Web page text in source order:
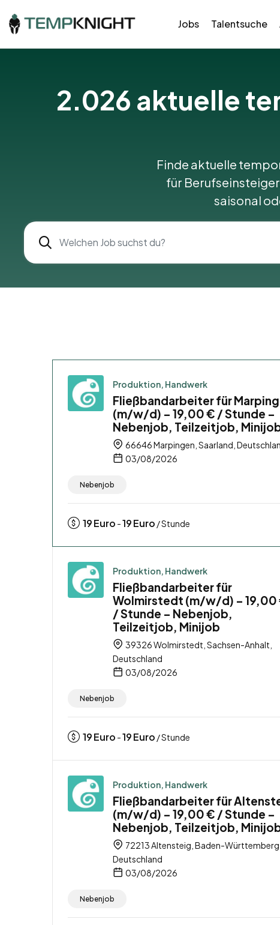
Jobs Talentsuche
2.026 aktuelle
Finde aktuelle
für
saisonal
Produktion, Handwerk
Fließbandarbeiter für
(m/w/d) – 19,00 € / Stunde –
Nebenjob, Teilzeitjob,
66646 Marpingen, Saarland,
03/08/2026
Nebenjob
19Euro -19Euro / Stunde
Produktion, Handwerk
Fließbandarbeiter für
Wolmirstedt (m/w/d) – 19,00
/ Stunde – Nebenjob,
Teilzeitjob, Minijob
39326 Wolmirstedt, Sachsen-Anhalt,
Deutschland
03/08/2026
Nebenjob
19Euro -19Euro / Stunde
Produktion, Handwerk
Fließbandarbeiter für
(m/w/d) – 19,00 € / Stunde –
Nebenjob, Teilzeitjob,
72213 Altensteig, Baden-Württemberg,
Deutschland
03/08/2026
Nebenjob